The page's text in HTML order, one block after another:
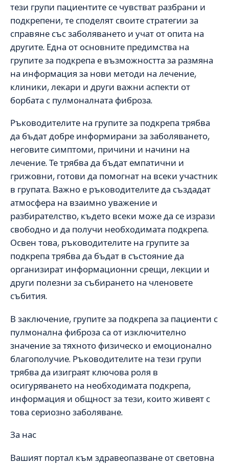
тези групи пациентите се чувстват разбрани и
подкрепени, те споделят своите стратегии за
справяне със заболяването и учат от опита на
другите. Една от основните предимства на
групите за подкрепа е възможността за размяна
на информация за нови методи на лечение,
клиники, лекари и други важни аспекти от
борбата с пулмоналната фиброза.
Ръководителите на групите за подкрепа трябва
да бъдат добре информирани за заболяването,
неговите симптоми, причини и начини на
лечение. Те трябва да бъдат емпатични и
грижовни, готови да помогнат на всеки участник
в групата. Важно е ръководителите да създадат
атмосфера на взаимно уважение и
разбирателство, където всеки може да се изрази
свободно и да получи необходимата подкрепа.
Освен това, ръководителите на групите за
подкрепа трябва да бъдат в състояние да
организират информационни срещи, лекции и
други полезни за събирането на членовете
събития.
В заключение, групите за подкрепа за пациенти с
пулмонална фиброза са от изключително
значение за тяхното физическо и емоционално
благополучие. Ръководителите на тези групи
трябва да изиграят ключова роля в
осигуряването на необходимата подкрепа,
информация и общност за тези, които живеят с
това сериозно заболяване.
За нас
Вашият портал към здравеопазване от световна